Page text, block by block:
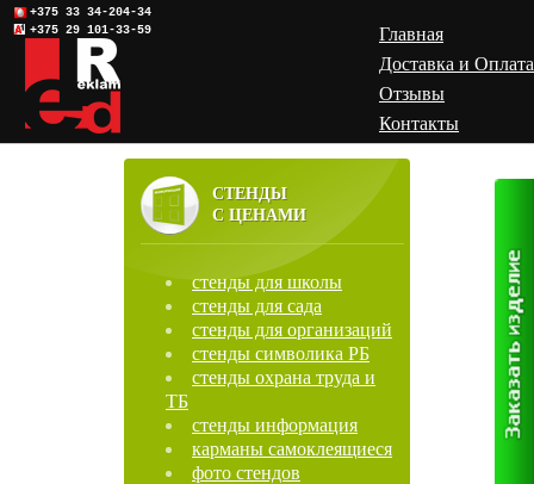
+375 33 34-204-34
+375 29 101-33-59
Главная
Доставка и Оплата
Отзывы
Контакты
СТЕНДЫ
С ЦЕНАМИ
стенды для школы
стенды для сада
стенды для организаций
стенды символика РБ
стенды охрана труда и
ТБ
стенды информация
карманы самоклеящиеся
фото стендов